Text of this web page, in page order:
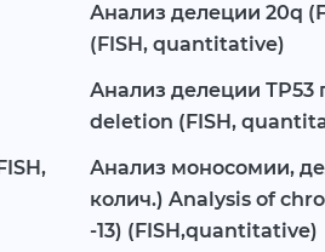
Анализ делеции 20q
(FISH, quantitative)
Анализ делеции ТР53
deletion (FISH,
Анализ моносомии,
колич.) Analysis of
-13) (FISH,quantitative)